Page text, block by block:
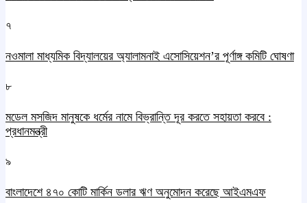
৭
নওমালা মাধ্যমিক বিদ্যালয়ের অ্যালামনাই এসোসিয়েশন’র পূর্ণাঙ্গ কমিটি ঘোষণা
৮
মডেল মসজিদ মানুষকে ধর্মের নামে বিভ্রান্তি দূর করতে সহায়তা করবে :
প্রধানমন্ত্রী
৯
বাংলাদেশে ৪৭০ কোটি মার্কিন ডলার ঋণ অনুমোদন করেছে আইএমএফ